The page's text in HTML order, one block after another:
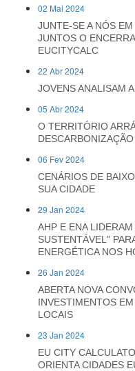
02 Mai 2024
JUNTE-SE A NÓS
JUNTOS O
EUCITYCALC
22 Abr 2024
JOVENS ANALISAM
05 Abr 2024
O TERRITÓRIO
DESCARBONIZAÇÃO
06 Fev 2024
CENÁRIOS DE
SUA CIDADE
29 Jan 2024
AHP E ENA
SUSTENTÁVEL"
ENERGÉTICA NOS
26 Jan 2024
ABERTA NOVA
INVESTIMENTOS
LOCAIS
23 Jan 2024
EU CITY
ORIENTA CIDADES